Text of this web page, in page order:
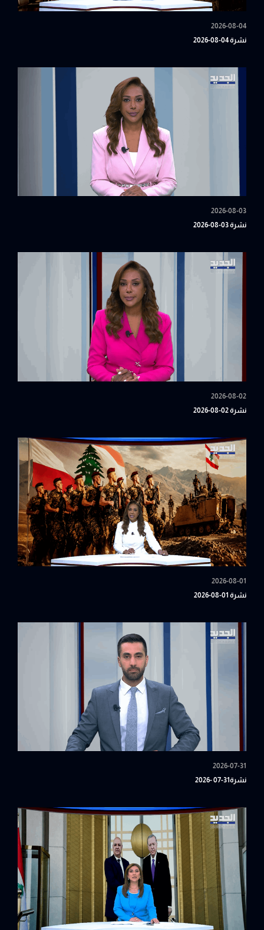
2026-08-04
نشرة 04-08-2026
2026-08-03
نشرة 03-08-2026
2026-08-02
نشرة 02-08-2026
2026-08-01
نشرة 01-08-2026
2026-07-31
نشرة31-07 -2026